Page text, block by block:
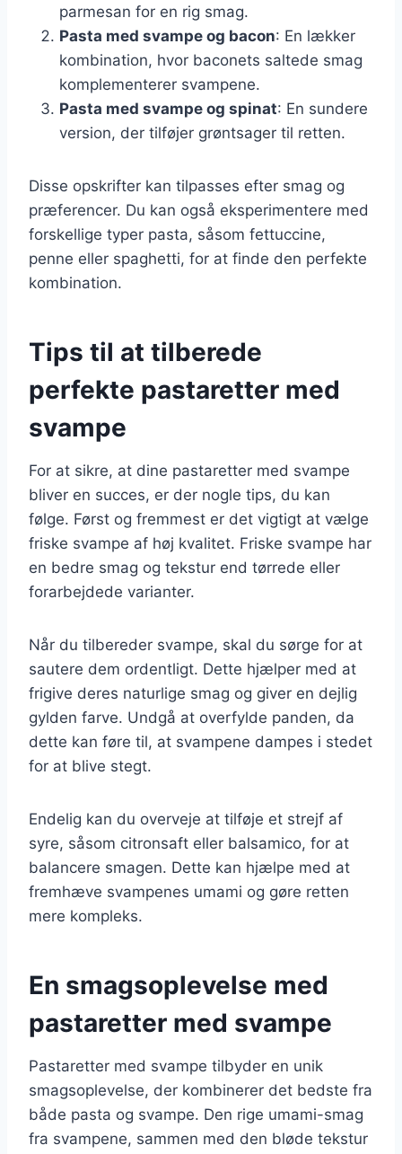
parmesan for en rig smag.
Pasta med svampe og bacon: En lækker
kombination, hvor baconets saltede smag
komplementerer svampene.
Pasta med svampe og spinat: En sundere
version, der tilføjer grøntsager til retten.
Disse opskrifter kan tilpasses efter smag og
præferencer. Du kan også eksperimentere med
forskellige typer pasta, såsom fettuccine,
penne eller spaghetti, for at finde den perfekte
kombination.
Tips til at tilberede
perfekte pastaretter med
svampe
For at sikre, at dine pastaretter med svampe
bliver en succes, er der nogle tips, du kan
følge. Først og fremmest er det vigtigt at vælge
friske svampe af høj kvalitet. Friske svampe har
en bedre smag og tekstur end tørrede eller
forarbejdede varianter.
Når du tilbereder svampe, skal du sørge for at
sautere dem ordentligt. Dette hjælper med at
frigive deres naturlige smag og giver en dejlig
gylden farve. Undgå at overfylde panden, da
dette kan føre til, at svampene dampes i stedet
for at blive stegt.
Endelig kan du overveje at tilføje et strejf af
syre, såsom citronsaft eller balsamico, for at
balancere smagen. Dette kan hjælpe med at
fremhæve svampenes umami og gøre retten
mere kompleks.
En smagsoplevelse med
pastaretter med svampe
Pastaretter med svampe tilbyder en unik
smagsoplevelse, der kombinerer det bedste fra
både pasta og svampe. Den rige umami-smag
fra svampene, sammen med den bløde tekstur